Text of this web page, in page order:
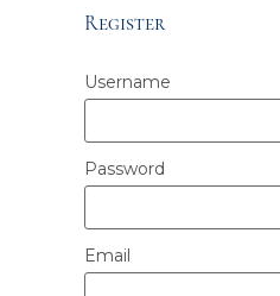
Alternative:
Register
Username
Password
Email